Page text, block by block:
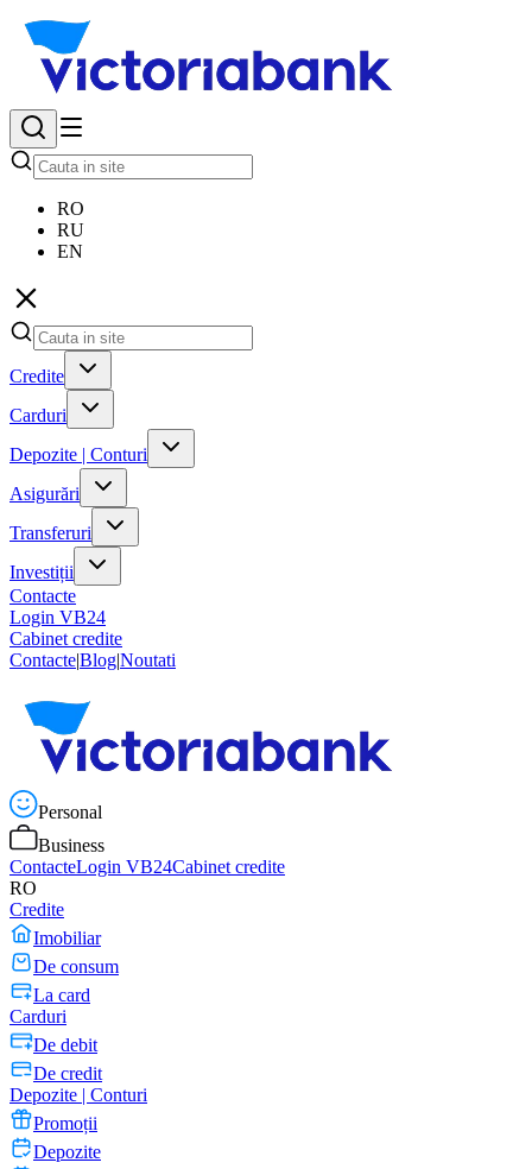
RO
RU
EN
Credite
Carduri
Depozite | Conturi
Asigurări
Transferuri
Investiții
Contacte
Login VB24
Cabinet credite
Contacte|Blog|Noutati
Personal
Business
ContacteLogin VB24Cabinet credite
RO
Credite
Imobiliar
De consum
La card
Carduri
De debit
De credit
Depozite | Conturi
Promoții
Depozite